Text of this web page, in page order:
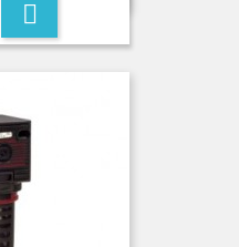
